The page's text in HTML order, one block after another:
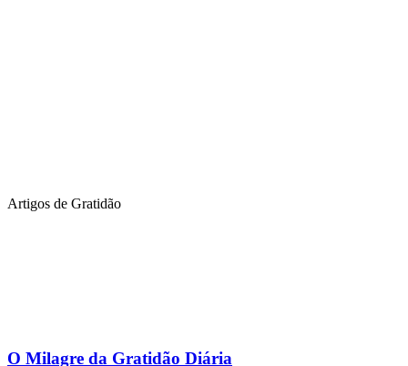
Artigos de Gratidão
O Milagre da Gratidão Diária